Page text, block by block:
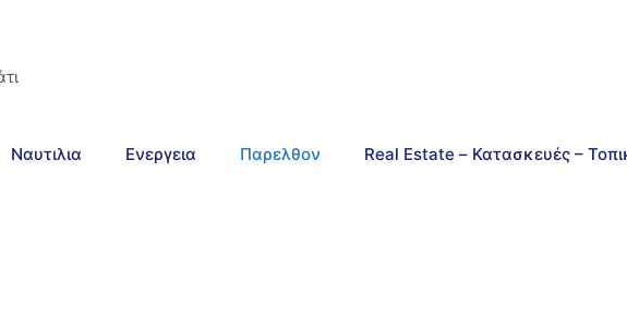
Ναυτιλια Ενεργεια Παρελθον Real Estate – Κατασκευές –